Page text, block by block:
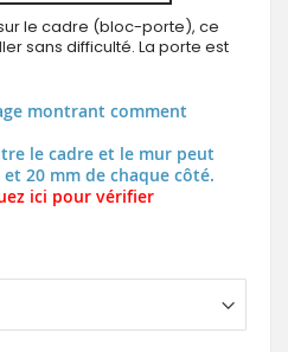
le cadre (bloc-porte), ce
sans difficulté. La porte est
montrant comment
le cadre et le mur peut
20 mm de chaque côté.
ici pour vérifier